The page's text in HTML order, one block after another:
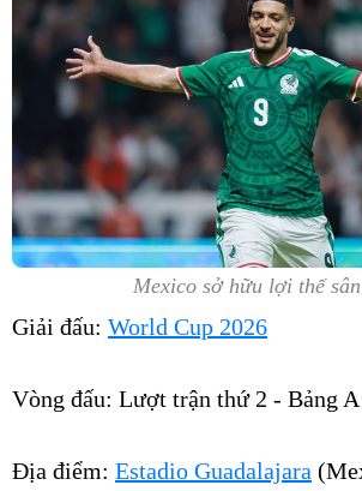
Mexico sở hữu lợi thế
Giải đấu: World Cup 2026
Vòng đấu: Lượt trận thứ 2 - Bảng A
Địa điểm: Estadio Guadalajara